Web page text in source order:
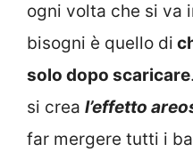
ogni volta che si va
bisogni è quello di
solo dopo scaricare
si crea l’effetto
far mergere tutti i